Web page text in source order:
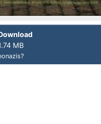
MB